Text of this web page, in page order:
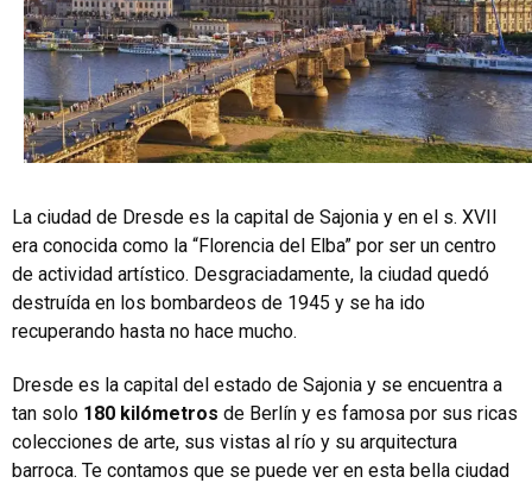
La ciudad de Dresde es la capital de Sajonia y en el s. XVII
era conocida como la “Florencia del Elba” por ser un centro
de actividad artístico. Desgraciadamente, la ciudad quedó
destruída en los bombardeos de 1945 y se ha ido
recuperando hasta no hace mucho.
Dresde es la capital del estado de Sajonia y se encuentra a
tan solo 180 kilómetros de Berlín y es famosa por sus ricas
colecciones de arte, sus vistas al río y su arquitectura
barroca. Te contamos que se puede ver en esta bella ciudad